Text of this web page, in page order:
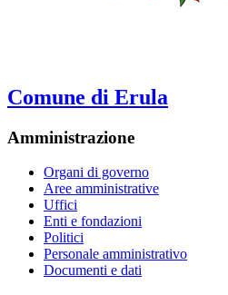
Comune di Erula
Amministrazione
Organi di governo
Aree amministrative
Uffici
Enti e fondazioni
Politici
Personale amministrativo
Documenti e dati